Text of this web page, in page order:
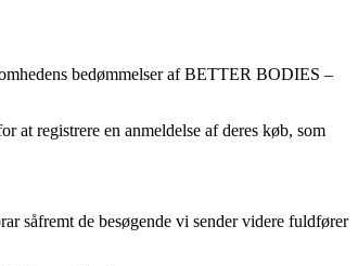
bedømmelser af BETTER BODIES –
at registrere en anmeldelse af deres køb, som
såfremt de besøgende vi sender videre fuldfører